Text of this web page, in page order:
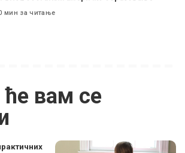
мин за читање
вам се